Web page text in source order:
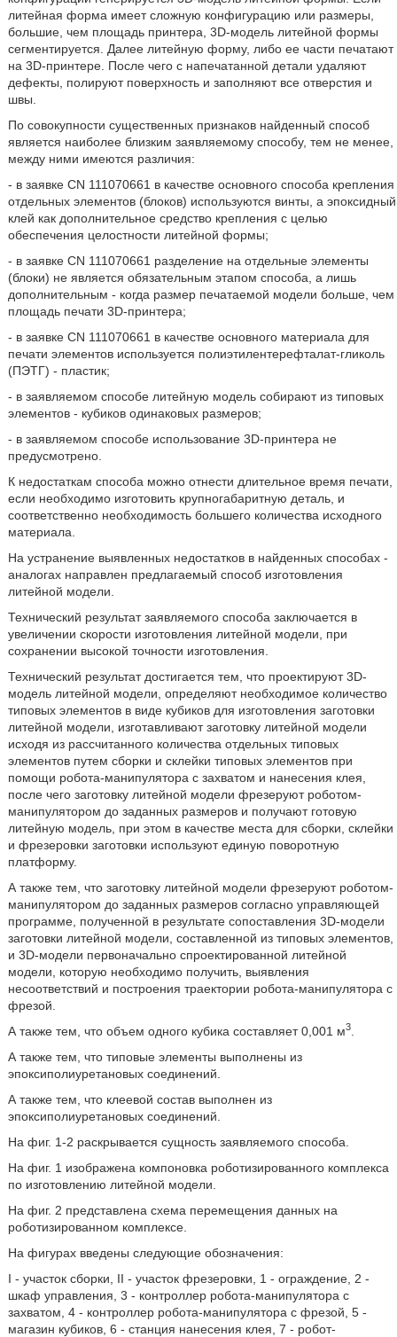
литейная форма имеет сложную конфигурацию или размеры,
большие, чем площадь принтера, 3D-модель литейной формы
сегментируется. Далее литейную форму, либо ее части печатают
на 3D-принтере. После чего с напечатанной детали удаляют
дефекты, полируют поверхность и заполняют все отверстия и
швы.
По совокупности существенных признаков найденный способ
является наиболее близким заявляемому способу, тем не менее,
между ними имеются различия:
- в заявке CN 111070661 в качестве основного способа крепления
отдельных элементов (блоков) используются винты, а эпоксидный
клей как дополнительное средство крепления с целью
обеспечения целостности литейной формы;
- в заявке CN 111070661 разделение на отдельные элементы
(блоки) не является обязательным этапом способа, а лишь
дополнительным - когда размер печатаемой модели больше, чем
площадь печати 3D-принтера;
- в заявке CN 111070661 в качестве основного материала для
печати элементов используется полиэтилентерефталат-гликоль
(ПЭТГ) - пластик;
- в заявляемом способе литейную модель собирают из типовых
элементов - кубиков одинаковых размеров;
- в заявляемом способе использование 3D-принтера не
предусмотрено.
К недостаткам способа можно отнести длительное время печати,
если необходимо изготовить крупногабаритную деталь, и
соответственно необходимость большего количества исходного
материала.
На устранение выявленных недостатков в найденных способах -
аналогах направлен предлагаемый способ изготовления
литейной модели.
Технический результат заявляемого способа заключается в
увеличении скорости изготовления литейной модели, при
сохранении высокой точности изготовления.
Технический результат достигается тем, что проектируют 3D-
модель литейной модели, определяют необходимое количество
типовых элементов в виде кубиков для изготовления заготовки
литейной модели, изготавливают заготовку литейной модели
исходя из рассчитанного количества отдельных типовых
элементов путем сборки и склейки типовых элементов при
помощи робота-манипулятора с захватом и нанесения клея,
после чего заготовку литейной модели фрезеруют роботом-
манипулятором до заданных размеров и получают готовую
литейную модель, при этом в качестве места для сборки, склейки
и фрезеровки заготовки используют единую поворотную
платформу.
А также тем, что заготовку литейной модели фрезеруют роботом-
манипулятором до заданных размеров согласно управляющей
программе, полученной в результате сопоставления 3D-модели
заготовки литейной модели, составленной из типовых элементов,
и 3D-модели первоначально спроектированной литейной
модели, которую необходимо получить, выявления
несоответствий и построения траектории робота-манипулятора с
фрезой.
А также тем, что объем одного кубика составляет 0,001 м3.
А также тем, что типовые элементы выполнены из
эпоксиполиуретановых соединений.
А также тем, что клеевой состав выполнен из
эпоксиполиуретановых соединений.
На фиг. 1-2 раскрывается сущность заявляемого способа.
На фиг. 1 изображена компоновка роботизированного комплекса
по изготовлению литейной модели.
На фиг. 2 представлена схема перемещения данных на
роботизированном комплексе.
На фигурах введены следующие обозначения:
I - участок сборки, II - участок фрезеровки, 1 - ограждение, 2 -
шкаф управления, 3 - контроллер робота-манипулятора с
захватом, 4 - контроллер робота-манипулятора с фрезой, 5 -
магазин кубиков, 6 - станция нанесения клея, 7 - робот-